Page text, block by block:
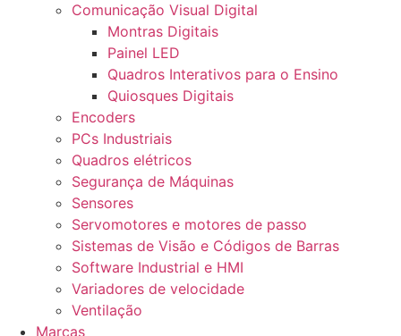
Comunicação Visual Digital
Montras Digitais
Painel LED
Quadros Interativos para o Ensino
Quiosques Digitais
Encoders
PCs Industriais
Quadros elétricos
Segurança de Máquinas
Sensores
Servomotores e motores de passo
Sistemas de Visão e Códigos de Barras
Software Industrial e HMI
Variadores de velocidade
Ventilação
Marcas